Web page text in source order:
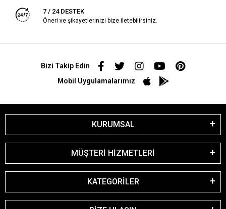
7 / 24 DESTEK
Öneri ve şikayetlerinizi bize iletebilirsiniz.
Bizi Takip Edin
Mobil Uygulamalarımız
KURUMSAL
MÜŞTERİ HİZMETLERİ
KATEGORİLER